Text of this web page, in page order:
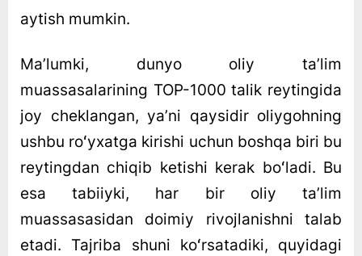
aytish mumkin.
Maʼlumki, dunyo oliy taʼlim
muassasalarining TOP-1000 talik reytingida
joy cheklangan, yaʼni qaysidir oliygohning
ushbu roʻyxatga kirishi uchun boshqa biri bu
reytingdan chiqib ketishi kerak boʻladi. Bu
esa tabiiyki, har bir oliy taʼlim
muassasasidan doimiy rivojlanishni talab
etadi. Tajriba shuni koʻrsatadiki, quyidagi